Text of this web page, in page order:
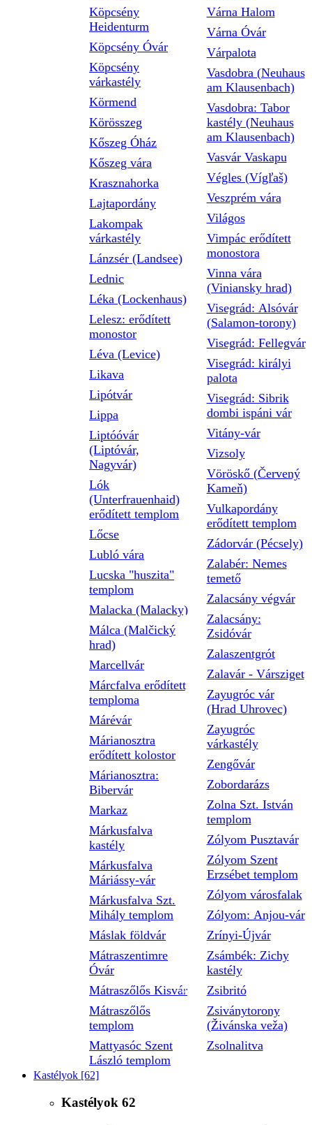
Köpcsény
Heidenturm
Köpcsény Óvár
Köpcsény
várkastély
Körmend
Körösszeg
Kőszeg Óház
Kőszeg vára
Krasznahorka
Lajtapordány
Lakompak
várkastély
Lánzsér (Landsee)
Lednic
Léka (Lockenhaus)
Lelesz: erődített
monostor
Léva (Levice)
Likava
Lipótvár
Lippa
Liptóóvár
(Liptóvár,
Nagyvár)
Lók
(Unterfrauenhaid)
erődített templom
Lőcse
Lubló vára
Lucska "huszita"
templom
Malacka (Malacky)
Málca (Malčický
hrad)
Marcellvár
Márcfalva erődített
temploma
Márévár
Márianosztra
erődített kolostor
Márianosztra:
Bibervár
Markaz
Márkusfalva
kastély
Márkusfalva
Máriássy-vár
Márkusfalva Szt.
Mihály templom
Máslak földvár
Mátraszentimre
Óvár
Mátraszőlős Kisvár
Mátraszőlős
templom
Mattyasóc Szent
László templom
Várna Halom
Várna Óvár
Várpalota
Vasdobra (Neuhaus
am Klausenbach)
Vasdobra: Tabor
kastély (Neuhaus
am Klausenbach)
Vasvár Vaskapu
Végles (Vígľaš)
Veszprém vára
Világos
Vimpác erődített
monostora
Vinna vára
(Viniansky hrad)
Visegrád: Alsóvár
(Salamon-torony)
Visegrád: Fellegvár
Visegrád: királyi
palota
Visegrád: Sibrik
dombi ispáni vár
Vitány-vár
Vizsoly
Vöröskő (Červený
Kameň)
Vulkapordány
erődített templom
Zádorvár (Pécsely)
Zalabér: Nemes
temető
Zalacsány végvár
Zalacsány:
Zsidóvár
Zalaszentgrót
Zalavár - Vársziget
Zayugróc vár
(Hrad Uhrovec)
Zayugróc
várkastély
Zengővár
Zobordarázs
Zolna Szt. István
templom
Zólyom Pusztavár
Zólyom Szent
Erzsébet templom
Zólyom városfalak
Zólyom: Anjou-vár
Zrínyi-Újvár
Zsámbék: Zichy
kastély
Zsibritó
Zsiványtorony
(Živánska veža)
Zsolnalitva
Kastélyok [62]
Kastélyok 62